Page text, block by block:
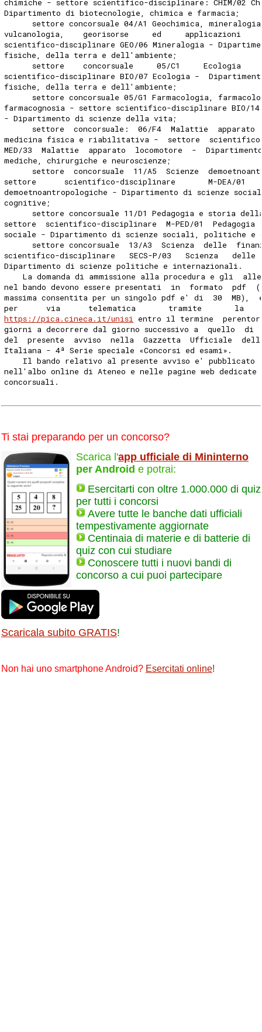
Dipartimento di biotecnologie, chimica e farmacia;
settore concorsuale 04/A1 Geochimica,
vulcanologia,    georisorse     ed     applicazioni
scientifico-disciplinare GEO/06 Mineralogia -
fisiche, della terra e dell'ambiente;
settore    concorsuale     05/C1     Ecologia
scientifico-disciplinare BIO/07 Ecologia -
fisiche, della terra e dell'ambiente;
settore concorsuale 05/G1 Farmacologia,
farmacognosia - settore scientifico-disciplinare BIO/14
- Dipartimento di scienze della vita;
settore  concorsuale:  06/F4  Malattie  apparato
medicina fisica e riabilitativa -  settore
MED/33  Malattie  apparato  locomotore  -
mediche, chirurgiche e neuroscienze;
settore  concorsuale  11/A5  Scienze
settore      scientifico-disciplinare       M-DEA/01
demoetnoantropologiche - Dipartimento di scienze
cognitive;
settore concorsuale 11/D1 Pedagogia e storia
settore  scientifico-disciplinare  M-PED/01
sociale - Dipartimento di scienze sociali, politiche
settore concorsuale  13/A3  Scienza  delle
scientifico-disciplinare   SECS-P/03   Scienza
Dipartimento di scienze politiche e internazionali.
La domanda di ammissione alla procedura e gli
nel bando devono essere presentati  in  formato  pdf
massima consentita per un singolo pdf e' di  30  MB),
per      via      telematica       tramite       la
https://pica.cineca.it/unisi
entro il termine
giorni a decorrere dal giorno successivo a  quello  di
del  presente  avviso  nella  Gazzetta  Ufficiale
Italiana - 4ª Serie speciale «Concorsi ed esami».
Il bando relativo al presente avviso e' pubblicato
nell'albo online di Ateneo e nelle pagine web dedicate
concorsuali.
Ti stai preparando per un concorso?
Scarica l'app ufficiale di Mininterno
per Android e potrai:
Esercitarti con oltre 1.000.000 di quiz
per tutti i concorsi
Avere tutte le banche dati ufficiali
tempestivamente aggiornate
Centinaia di materie e di batterie di
quiz con cui studiare
Conoscere tutti i nuovi bandi di
concorso a cui puoi partecipare
Scaricala subito GRATIS!
Non hai uno smartphone Android? Esercitati online!